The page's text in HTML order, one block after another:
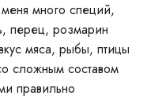
много специй,
перец, розмарин
мяса, рыбы, птицы
сложным составом
правильно